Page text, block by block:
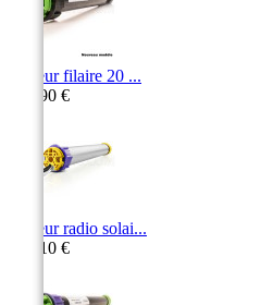
Moteur filaire 20 ...
370,90 €
Moteur radio solai...
471,10 €